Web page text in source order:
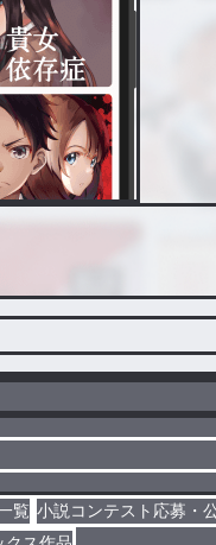
覧 小説コンテスト応募・